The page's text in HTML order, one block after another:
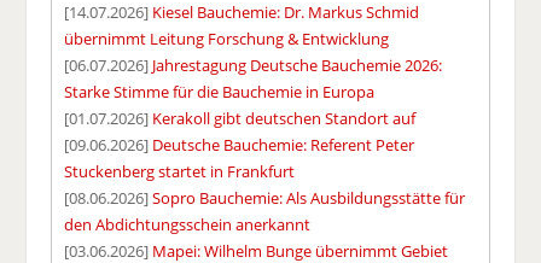
[14.07.2026] Kiesel Bauchemie: Dr. Markus Schmid
übernimmt Leitung Forschung & Entwicklung
[06.07.2026] Jahrestagung Deutsche Bauchemie 2026:
Starke Stimme für die Bauchemie in Europa
[01.07.2026] Kerakoll gibt deutschen Standort auf
[09.06.2026] Deutsche Bauchemie: Referent Peter
Stuckenberg startet in Frankfurt
[08.06.2026]Sopro Bauchemie: Als Ausbildungsstätte für
den Abdichtungsschein anerkannt
[03.06.2026] Mapei: Wilhelm Bunge übernimmt Gebiet